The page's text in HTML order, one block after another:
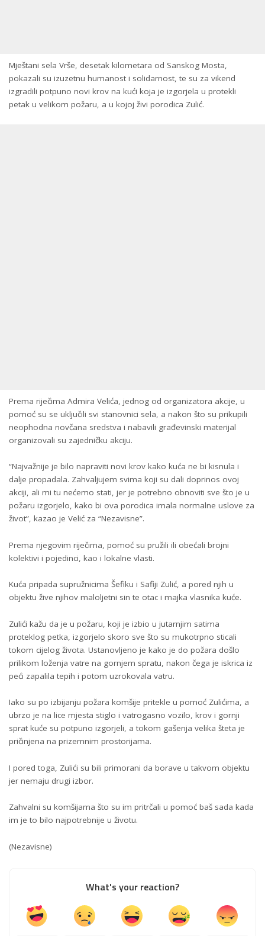
Mještani sela Vrše, desetak kilometara od Sanskog Mosta,
pokazali su izuzetnu humanost i solidarnost, te su za vikend
izgradili potpuno novi krov na kući koja je izgorjela u protekli
petak u velikom požaru, a u kojoj živi porodica Zulić.
Prema riječima Admira Velića, jednog od organizatora akcije, u
pomoć su se uključili svi stanovnici sela, a nakon što su prikupili
neophodna novčana sredstva i nabavili građevinski materijal
organizovali su zajedničku akciju.
“Najvažnije je bilo napraviti novi krov kako kuća ne bi kisnula i
dalje propadala. Zahvaljujem svima koji su dali doprinos ovoj
akciji, ali mi tu nećemo stati, jer je potrebno obnoviti sve što je u
požaru izgorjelo, kako bi ova porodica imala normalne uslove za
život”, kazao je Velić za “Nezavisne”.
Prema njegovim riječima, pomoć su pružili ili obećali brojni
kolektivi i pojedinci, kao i lokalne vlasti.
Kuća pripada supružnicima Šefiku i Safiji Zulić, a pored njih u
objektu žive njihov maloljetni sin te otac i majka vlasnika kuće.
Zulići kažu da je u požaru, koji je izbio u jutarnjim satima
proteklog petka, izgorjelo skoro sve što su mukotrpno sticali
tokom cijelog života. Ustanovljeno je kako je do požara došlo
prilikom loženja vatre na gornjem spratu, nakon čega je iskrica iz
peći zapalila tepih i potom uzrokovala vatru.
Iako su po izbijanju požara komšije pritekle u pomoć Zulićima, a
ubrzo je na lice mjesta stiglo i vatrogasno vozilo, krov i gornji
sprat kuće su potpuno izgorjeli, a tokom gašenja velika šteta je
pričinjena na prizemnim prostorijama.
I pored toga, Zulići su bili primorani da borave u takvom objektu
jer nemaju drugi izbor.
Zahvalni su komšijama što su im pritrčali u pomoć baš sada kada
im je to bilo najpotrebnije u životu.
(Nezavisne)
What's your reaction?